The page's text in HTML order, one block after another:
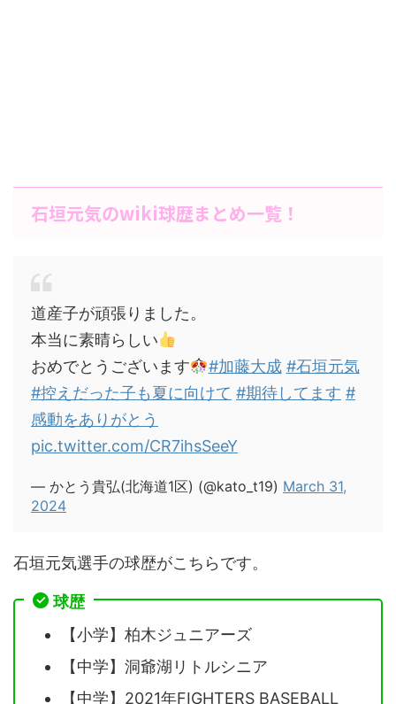
石垣元気のwiki球歴まとめ一覧！
道産子が頑張りました。
本当に素晴らしい
おめでとうございます
#加藤大成 #石垣元気
#控えだった子も夏に向けて #期待してます #
感動をありがとう
pic.twitter.com/CR7ihsSeeY
— かとう貴弘(北海道1区) (@kato_t19) March 31,
2024
石垣元気選手の球歴がこちらです。
球歴
【小学】柏木ジュニアーズ
【中学】洞爺湖リトルシニア
【中学】2021年FIGHTERS BASEBALL